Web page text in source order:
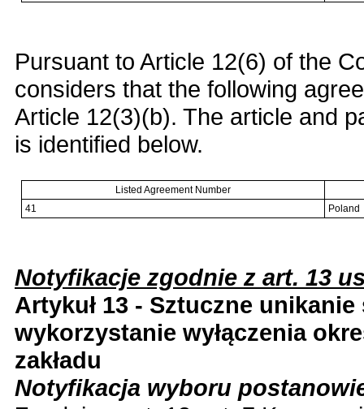
Pursuant to Article 12(6) of the
considers that the following
Article 12(3)(b). The article and
is identified below.
Listed Agreement Number
41
Poland
Notyfikacje zgodnie z art. 13
Artykuł 13 - Sztuczne
wykorzystanie wyłączenia
zakładu
Notyfikacja wyboru